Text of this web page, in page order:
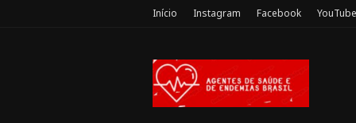
Início Instagram Facebook YouTube